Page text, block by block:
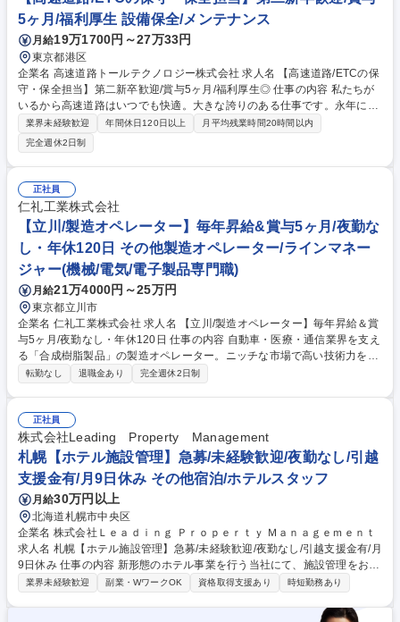
ップ可能です。 募集職種 [千葉工場]化学プラントの設備保全(電気)/未経験
歓迎/転勤無しの技能職採用
5ヶ月/福利厚生 設備保全/メンテナンス
月給19万1700円～27万33円
東京都港区
企業名 高速道路トールテクノロジー株式会社 求人名 【高速道路/ETCの保
守・保全担当】第二新卒歓迎/賞与5ヶ月/福利厚生◎ 仕事の内容 私たちが
いるから高速道路はいつでも快適。大きな誇りのある仕事です。永年に亘
り培った技術と経験、ノウハウ、日々進化する新たな技術を一から学び、
活躍していただける方を募集します。 【具体的な仕事内容】料金システム
やETCシステムが正常に稼働し続けられるよう、料金所の定期点検や故障
に対する問い合わせ対応を実施いただきます。 ■全員がイチからのスター
トです。新卒/中途社員/異動者の受け入れ態勢は万全、教育制度も整って
います。安心してご入社ください。 ■未来のコアメンバー育成のため、第
二新卒層を積極的に採用中です。 【変更範囲:当社における各種業務全
般】 募集職種 【高速道路/ETCの保守・保全担当】第二新卒歓迎/賞与5ヶ
月/福利厚生◎
業界未経験歓迎 年間休日120日以上
月平均残業時間20時間以内
完全週休2日制
正社員
仁礼工業株式会社
【立川/製造オペレーター】毎年昇給&賞与5ヶ月/夜勤な
し・年休120日 その他製造オペレーター/ラインマネー
ジャー(機械/電気/電子製品専門職)
月給21万4000円～25万円
東京都立川市
企業名 仁礼工業株式会社 求人名 【立川/製造オペレーター】毎年昇給＆賞
与5ヶ月/夜勤なし・年休120日 仕事の内容 自動車・医療・通信業界を支え
る「合成樹脂製品」の製造オペレーター。ニッチな市場で高い技術力を誇
り、テルモやデンソー等大手100社以上と取引。未経験から一生モノの技
備→注文内容の確認・設定調整→稼働状況の確認→片付け。 夜勤はなく、
チームで連携して進めます。扱う製品はカテーテルや光ファイバーの部品
など多種多様。素材や規格が多いため、2～3年かけてじっくり育成しま
す。独り立ち後は、将来的にマネジメント業務への挑戦も可能です。※変
更の範囲：会社の定める業務 募集職種 【立川/製造オペレーター】毎年昇
給＆賞与5ヶ月/夜勤なし・年休120日
転勤なし 退職金あり 完全週休2日制
正社員
株式会社Leading Property Management
札幌【ホテル施設管理】急募/未経験歓迎/夜勤なし/引越
支援金有/月9日休み その他宿泊/ホテルスタッフ
月給30万円以上
北海道札幌市中央区
企業名 株式会社Ｌｅａｄｉｎｇ Ｐｒｏｐｅｒｔｙ Ｍａｎａｇｅｍｅｎｔ
求人名 札幌【ホテル施設管理】急募/未経験歓迎/夜勤なし/引越支援金有/月
9日休み 仕事の内容 新形態のホテル事業を行う当社にて、施設管理をお任
せします。ホテル設備の保守点検や簡単な修繕対応を担っていただきま
業界未経験歓迎 副業・WワークOK 資格取得支援あり 時短勤務あり